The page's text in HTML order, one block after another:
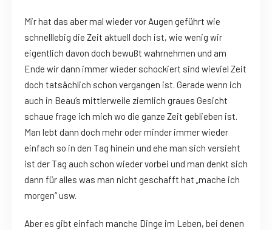
Mir hat das aber mal wieder vor Augen geführt wie
schnelllebig die Zeit aktuell doch ist, wie wenig wir
eigentlich davon doch bewußt wahrnehmen und am
Ende wir dann immer wieder schockiert sind wieviel Zeit
doch tatsächlich schon vergangen ist. Gerade wenn ich
auch in Beau’s mittlerweile ziemlich graues Gesicht
schaue frage ich mich wo die ganze Zeit geblieben ist.
Man lebt dann doch mehr oder minder immer wieder
einfach so in den Tag hinein und ehe man sich versieht
ist der Tag auch schon wieder vorbei und man denkt sich
dann für alles was man nicht geschafft hat „mache ich
morgen“ usw.
Aber es gibt einfach manche Dinge im Leben, bei denen